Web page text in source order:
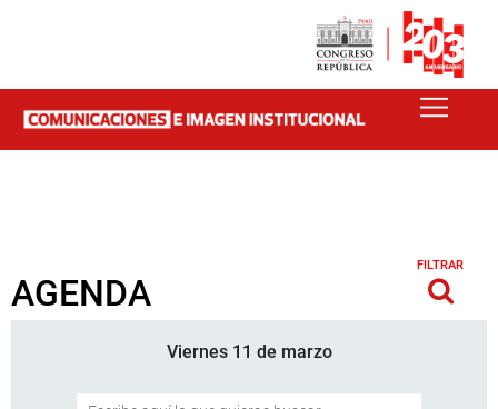
AGENDA
FILTRAR
Viernes 11 de marzo